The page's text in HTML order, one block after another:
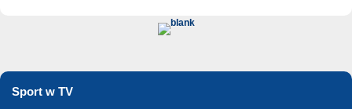
Sport w TV